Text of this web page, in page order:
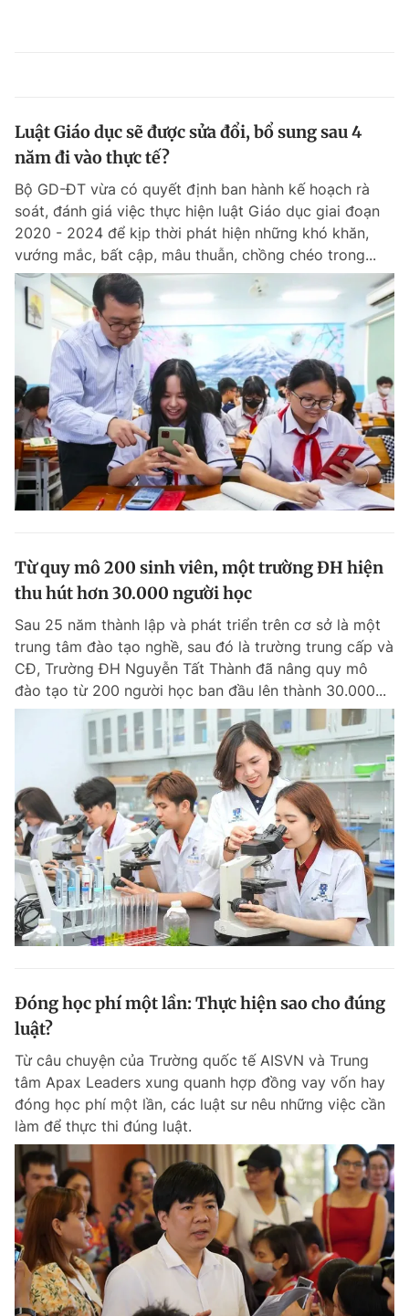
Luật Giáo dục sẽ được sửa đổi, bổ sung sau 4
năm đi vào thực tế?
Bộ GD-ĐT vừa có quyết định ban hành kế hoạch rà
soát, đánh giá việc thực hiện luật Giáo dục giai đoạn
2020 - 2024 để kịp thời phát hiện những khó khăn,
vướng mắc, bất cập, mâu thuẫn, chồng chéo trong...
Từ quy mô 200 sinh viên, một trường ĐH hiện
thu hút hơn 30.000 người học
Sau 25 năm thành lập và phát triển trên cơ sở là một
trung tâm đào tạo nghề, sau đó là trường trung cấp và
CĐ, Trường ĐH Nguyễn Tất Thành đã nâng quy mô
đào tạo từ 200 người học ban đầu lên thành 30.000...
Đóng học phí một lần: Thực hiện sao cho đúng
luật?
Từ câu chuyện của Trường quốc tế AISVN và Trung
tâm Apax Leaders xung quanh hợp đồng vay vốn hay
đóng học phí một lần, các luật sư nêu những việc cần
làm để thực thi đúng luật.